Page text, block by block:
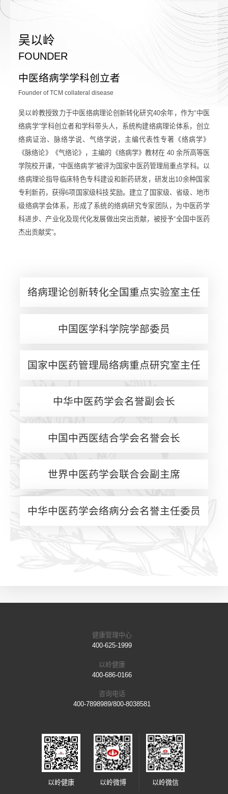
吴以岭
FOUNDER
中医络病学学科创立者
Founder of TCM collateral disease
吴以岭教授致力于中医络病理论创新转化研究40余年，作为“中医
络病学”学科创立者和学科带头人，系统构建络病理论体系，创立
络病证治、脉络学说、气络学说，主编代表性专著《络病学》
《脉络论》《气络论》，主编的《络病学》教材在 40 余所高等医
学院校开课，“中医络病学”被评为国家中医药管理局重点学科。以
络病理论指导临床特色专科建设和新药研发，研发出10余种国家
专利新药，获得6项国家级科技奖励。建立了国家级、省级、地市
级络病学会体系，形成了系统的络病研究专家团队，为中医药学
科进步、产业化及现代化发展做出突出贡献，被授予“全国中医药
杰出贡献奖”。
络病理论创新转化全国重点实验室主任
中国医学科学院学部委员
国家中医药管理局络病重点研究室主任
中华中医药学会名誉副会长
中国中西医结合学会名誉会长
世界中医药学会联合会副主席
中华中医药学会络病分会名誉主任委员
健康管理中心
400-625-1999
以岭健康
400-686-0166
咨询电话
400-7898989/800-8038581
以岭健康 以岭微博 以岭微信